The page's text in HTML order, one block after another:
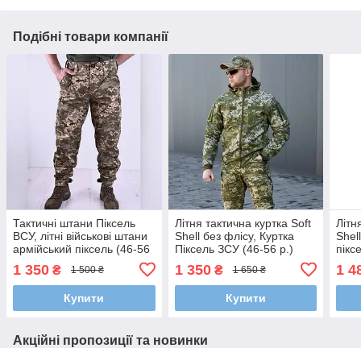
Подібні товари компанії
Тактичні штани Піксель
ВСУ, літні військові штани
армійський піксель (46-56
1 350 ₴ 1 500 ₴
Купити
Літня тактична куртка Soft
Shell без флісу, Куртка
Піксель ЗСУ (46-56 р.)
1 350₴ 1 650 ₴
Купити
1
Акційні пропозиції та новинки